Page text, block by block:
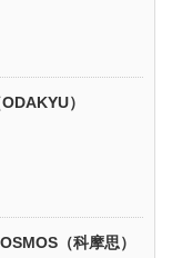
）
（科摩思）